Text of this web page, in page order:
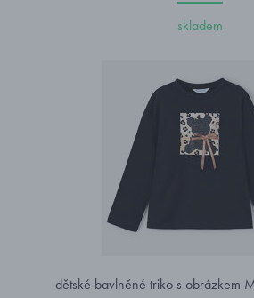
skladem
dětské bavlněné triko s obrázkem